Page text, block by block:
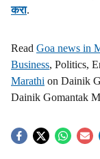
करा.
Read Goa news in
Business, Politics,
Marathi on Dainik
Dainik Gomantak